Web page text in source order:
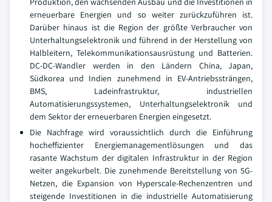
erneuerbare Energien und so weiter zurückzuführen ist.
Darüber hinaus ist die Region der größte Verbraucher von
Unterhaltungselektronik und führend in der Herstellung von
Halbleitern, Telekommunikationsausrüstung und Batterien.
DC-DC-Wandler werden in den Ländern China, Japan,
Südkorea und Indien zunehmend in EV-Antriebssträngen,
BMS, Ladeinfrastruktur, industriellen
Automatisierungssystemen, Unterhaltungselektronik und
dem Sektor der erneuerbaren Energien eingesetzt.
Die Nachfrage wird voraussichtlich durch die Einführung
hocheffizienter Energiemanagementlösungen und das
rasante Wachstum der digitalen Infrastruktur in der Region
weiter angekurbelt. Die zunehmende Bereitstellung von 5G-
Netzen, die Expansion von Hyperscale-Rechenzentren und
steigende Investitionen in die industrielle Automatisierung